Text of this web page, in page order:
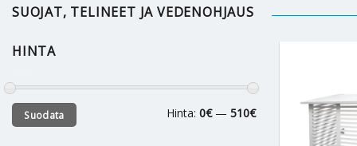
SUOJAT, TELINEET JA VEDENOHJAUS
HINTA
Minimihinta
Maksimihinta
Suodata Hinta: 0€— 510€